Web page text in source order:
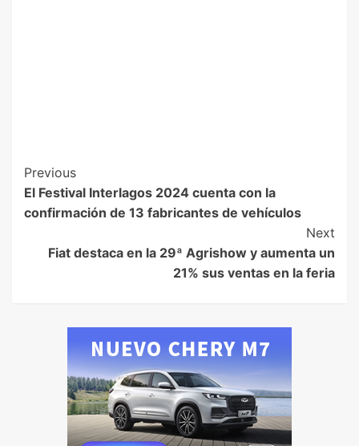
Previous
El Festival Interlagos 2024 cuenta con la
confirmación de 13 fabricantes de vehículos
Next
Fiat destaca en la 29ª Agrishow y aumenta un
21% sus ventas en la feria